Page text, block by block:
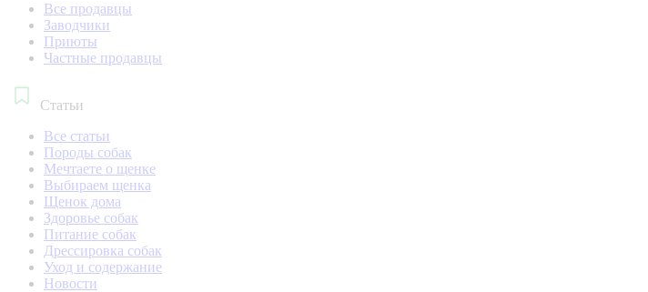
Все продавцы
Заводчики
Приюты
Частные продавцы
Статьи
Все статьи
Породы собак
Мечтаете о щенке
Выбираем щенка
Щенок дома
Здоровье собак
Питание собак
Дрессировка собак
Уход и содержание
Новости